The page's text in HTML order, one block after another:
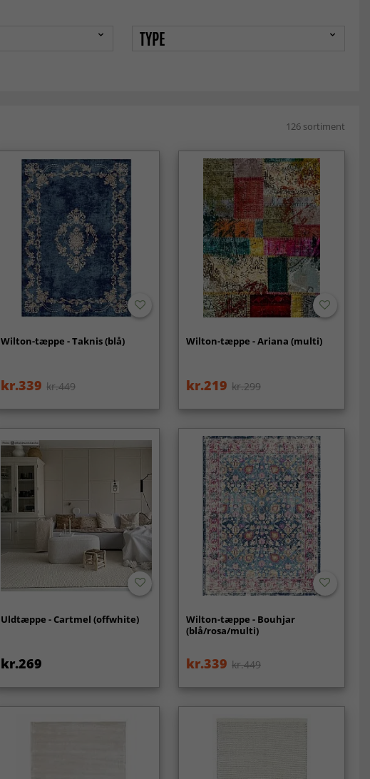
TYPE
126 sortiment
Wilton-tæppe - Taknis (blå)
kr.339 kr.449
Wilton-tæppe - Ariana (multi)
kr.219 kr.299
Uldtæppe - Cartmel (offwhite)
kr.269
Wilton-tæppe - Bouhjar
(blå/rosa/multi)
kr.339 kr.449